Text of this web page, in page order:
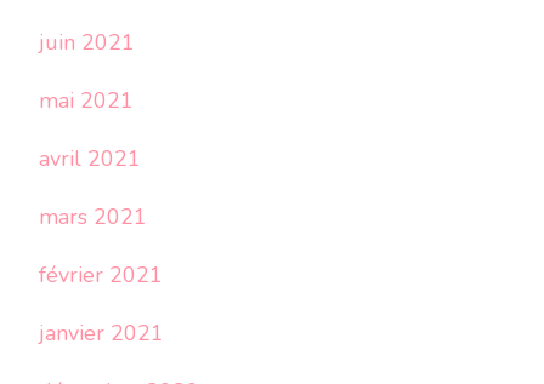
juin 2021
mai 2021
avril 2021
mars 2021
février 2021
janvier 2021